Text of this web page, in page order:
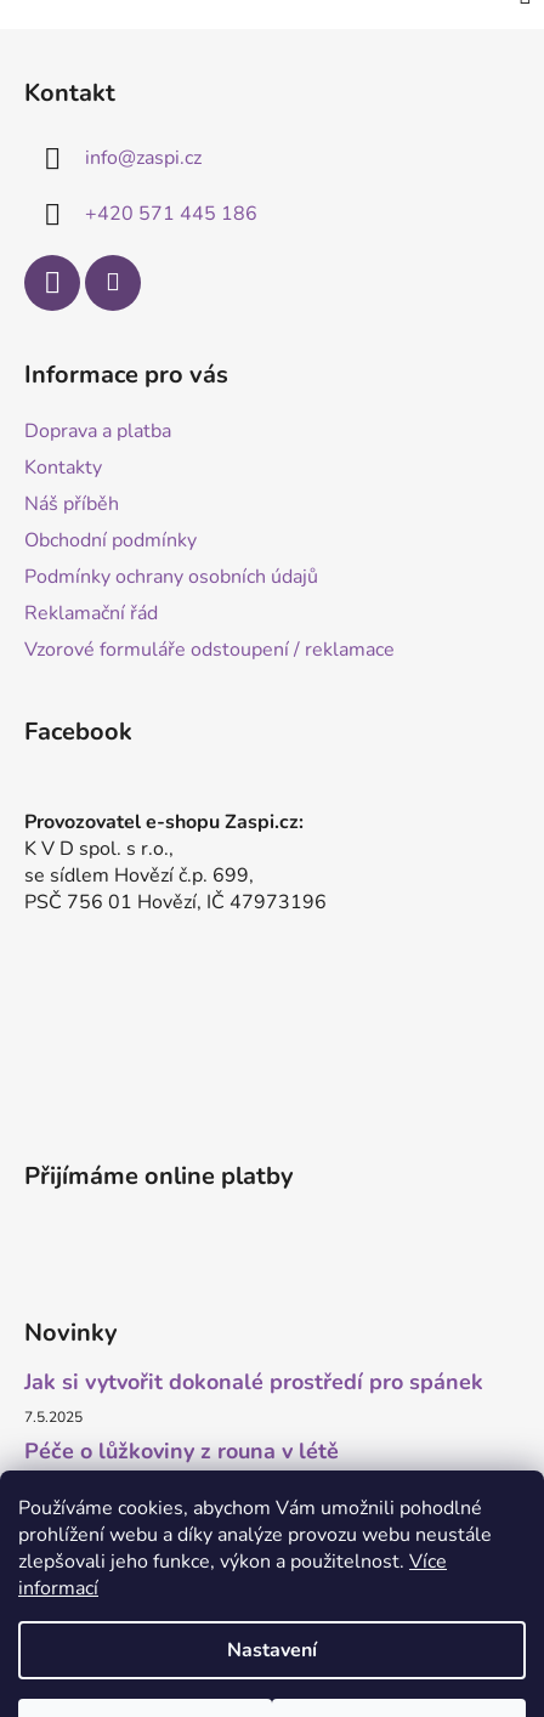
Používáme cookies, abychom Vám umožnili pohodlné
prohlížení webu a díky analýze provozu webu neustále
zlepšovali jeho funkce, výkon a použitelnost. Více
informací
Nastavení
Kontakt
info@zaspi.cz
+420 571 445 186
Informace pro vás
Doprava a platba
Kontakty
Náš příběh
Obchodní podmínky
Podmínky ochrany osobních údajů
Reklamační řád
Vzorové formuláře odstoupení / reklamace
Facebook
Provozovatel e-shopu Zaspi.cz:
K V D spol. s r.o.,
se sídlem Hovězí č.p. 699,
PSČ 756 01 Hovězí, IČ 47973196
Přijímáme online platby
Novinky
Jak si vytvořit dokonalé prostředí pro spánek
7.5.2025
Péče o lůžkoviny z rouna v létě
O marketing a grafiku se stará Brandedguys.com
Vytvořil Shoptet